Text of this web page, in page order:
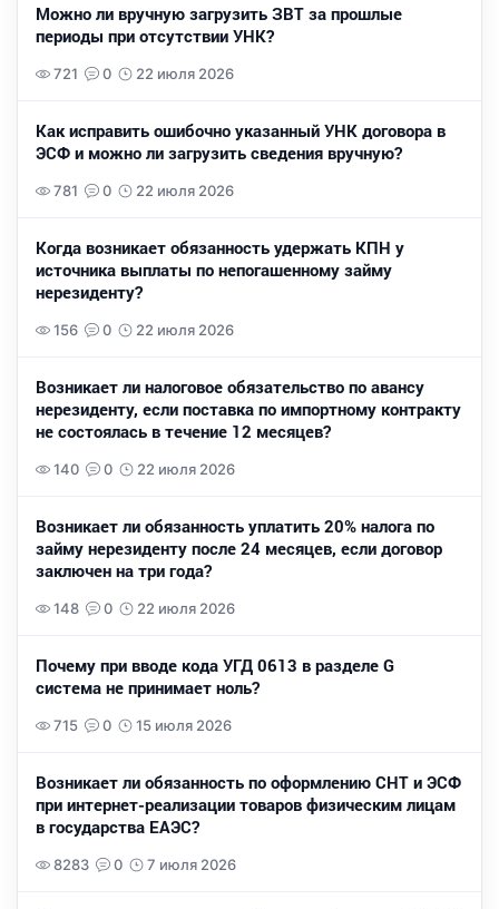
Можно ли вручную загрузить ЗВТ за прошлые
периоды при отсутствии УНК?
721 0 22 июля 2026
Как исправить ошибочно указанный УНК договора в
ЭСФ и можно ли загрузить сведения вручную?
781 0 22 июля 2026
Когда возникает обязанность удержать КПН у
источника выплаты по непогашенному займу
нерезиденту?
156 0 22 июля 2026
Возникает ли налоговое обязательство по авансу
нерезиденту, если поставка по импортному контракту
не состоялась в течение 12 месяцев?
140 0 22 июля 2026
Возникает ли обязанность уплатить 20% налога по
займу нерезиденту после 24 месяцев, если договор
заключен на три года?
148 0 22 июля 2026
Почему при вводе кода УГД 0613 в разделе G
система не принимает ноль?
715 0 15 июля 2026
Возникает ли обязанность по оформлению СНТ и ЭСФ
при интернет-реализации товаров физическим лицам
в государства ЕАЭС?
8283 0 7 июля 2026